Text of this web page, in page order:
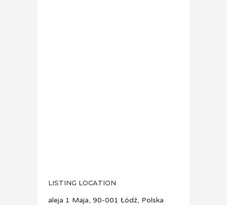
LISTING LOCATION
aleja 1 Maja, 90-001 Łódź, Polska